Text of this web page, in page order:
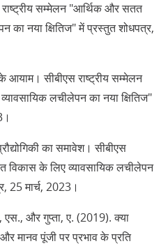
सम्मेलन "आर्थिक और सतत
का नया क्षितिज" में प्रस्तुत शोधपत्र,
आयाम। सीबीएस राष्ट्रीय सम्मेलन
लचीलेपन का नया क्षितिज"
का समावेश। सीबीएस
विकास के लिए व्यावसायिक लचीलेपन
25 मार्च, 2023।
एस., और गुप्ता, ए. (2019). क्या
मानव पूंजी पर प्रभाव के प्रति